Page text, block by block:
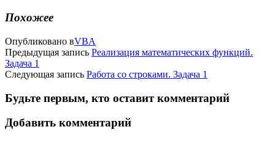
Похожее
Опубликовано вVBA
Предыдущая запись Реализация математических функций.
Задача 1
Следующая запись Работа со строками. Задача 1
Будьте первым, кто оставит комментарий
Добавить комментарий